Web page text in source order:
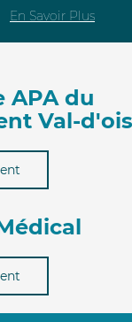
En Savoir Plus
APA du
Val-